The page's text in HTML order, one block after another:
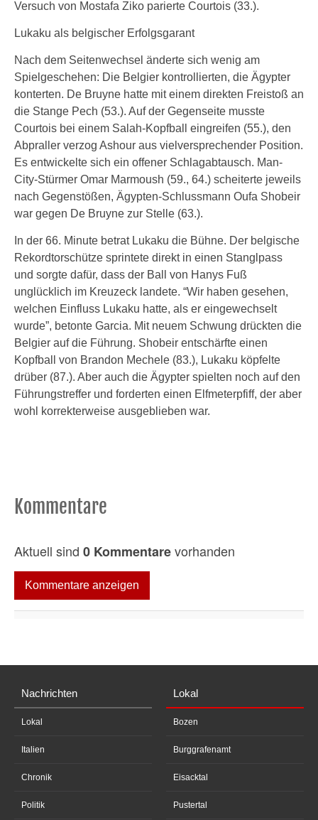
Versuch von Mostafa Ziko parierte Courtois (33.).
Lukaku als belgischer Erfolgsgarant
Nach dem Seitenwechsel änderte sich wenig am
Spielgeschehen: Die Belgier kontrollierten, die Ägypter
konterten. De Bruyne hatte mit einem direkten Freistoß an
die Stange Pech (53.). Auf der Gegenseite musste
Courtois bei einem Salah-Kopfball eingreifen (55.), den
Abpraller verzog Ashour aus vielversprechender Position.
Es entwickelte sich ein offener Schlagabtausch. Man-
City-Stürmer Omar Marmoush (59., 64.) scheiterte jeweils
nach Gegenstößen, Ägypten-Schlussmann Oufa Shobeir
war gegen De Bruyne zur Stelle (63.).
In der 66. Minute betrat Lukaku die Bühne. Der belgische
Rekordtorschütze sprintete direkt in einen Stanglpass
und sorgte dafür, dass der Ball von Hanys Fuß
unglücklich im Kreuzeck landete. “Wir haben gesehen,
welchen Einfluss Lukaku hatte, als er eingewechselt
wurde”, betonte Garcia. Mit neuem Schwung drückten die
Belgier auf die Führung. Shobeir entschärfte einen
Kopfball von Brandon Mechele (83.), Lukaku köpfelte
drüber (87.). Aber auch die Ägypter spielten noch auf den
Führungstreffer und forderten einen Elfmeterpfiff, der aber
wohl korrekterweise ausgeblieben war.
Kommentare
Aktuell sind 0 Kommentarevorhanden
Kommentare anzeigen
Nachrichten
Lokal
Italien
Chronik
Politik
Lokal
Bozen
Burggrafenamt
Eisacktal
Pustertal